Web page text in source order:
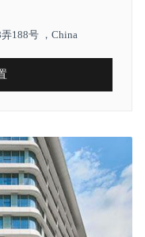
188号 ，China